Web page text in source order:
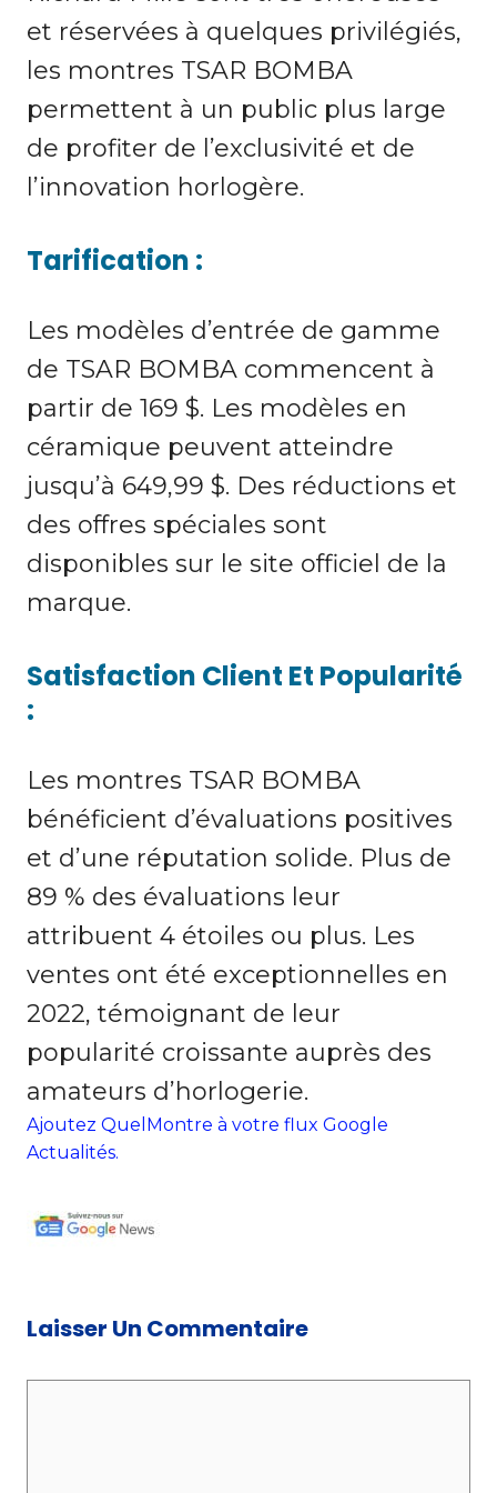
et réservées à quelques privilégiés,
les montres TSAR BOMBA
permettent à un public plus large
de profiter de l’exclusivité et de
l’innovation horlogère.
Tarification :
Les modèles d’entrée de gamme
de TSAR BOMBA commencent à
partir de 169 $. Les modèles en
céramique peuvent atteindre
jusqu’à 649,99 $. Des réductions et
des offres spéciales sont
disponibles sur le site officiel de la
marque.
Satisfaction Client Et Popularité
:
Les montres TSAR BOMBA
bénéficient d’évaluations positives
et d’une réputation solide. Plus de
89 % des évaluations leur
attribuent 4 étoiles ou plus. Les
ventes ont été exceptionnelles en
2022, témoignant de leur
popularité croissante auprès des
amateurs d’horlogerie.
Ajoutez QuelMontre à votre flux Google
Actualités.
Laisser Un Commentaire